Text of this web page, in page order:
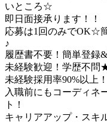
いところ☆
即日面接承ります！！
応募は1回のみでOK☆
♪
履歴書不要！簡単登録
未経験歓迎！学歴不問
未経験採用率90%以上！
入職前にもコーディネ
ト！
キャリアアップ・スキ